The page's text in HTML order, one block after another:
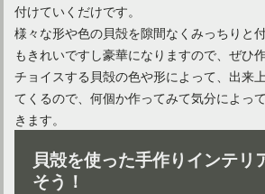
付けていくだけです。
様々な形や色の貝殻を隙間なくみっちりと
もきれいですし豪華になりますので、ぜひ
チョイスする貝殻の色や形によって、出来
てくるので、何個か作ってみて気分によっ
きます。
貝殻を使った手作りインテリ
そう！